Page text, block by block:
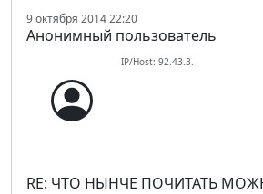
9 октября 2014 22:20
Анонимный пользователь
IP/Host: 92.43.3.---
RE: ЧТО НЫНЧЕ ПОЧИТАТЬ